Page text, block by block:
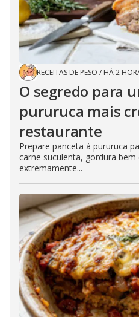
RECEITAS DE PESO / HÁ 2
O segredo para
pururuca mais
restaurante
Prepare panceta à pururuca
carne suculenta, gordura
extremamente...